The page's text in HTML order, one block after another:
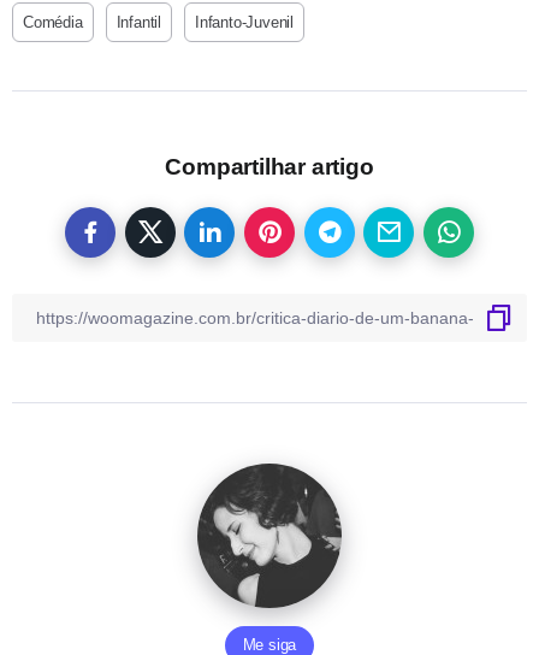
Comédia Infantil Infanto-Juvenil
Compartilhar artigo
Me siga